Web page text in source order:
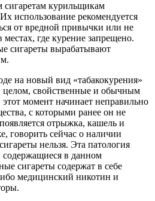
курильщикам
использование рекомендуется
от вредной привычки или не
местах, где курение запрещено.
сигареты вырабатывают
на новый вид «табакокурения»
свойственные и обычным
момент начинает неправильно
с которыми ранее он не
отрыжка, кашель и
говорить сейчас о наличии
нельзя. Эта патология
содержащиеся в данном
сигареты содержат в себе
медицинский никотин и